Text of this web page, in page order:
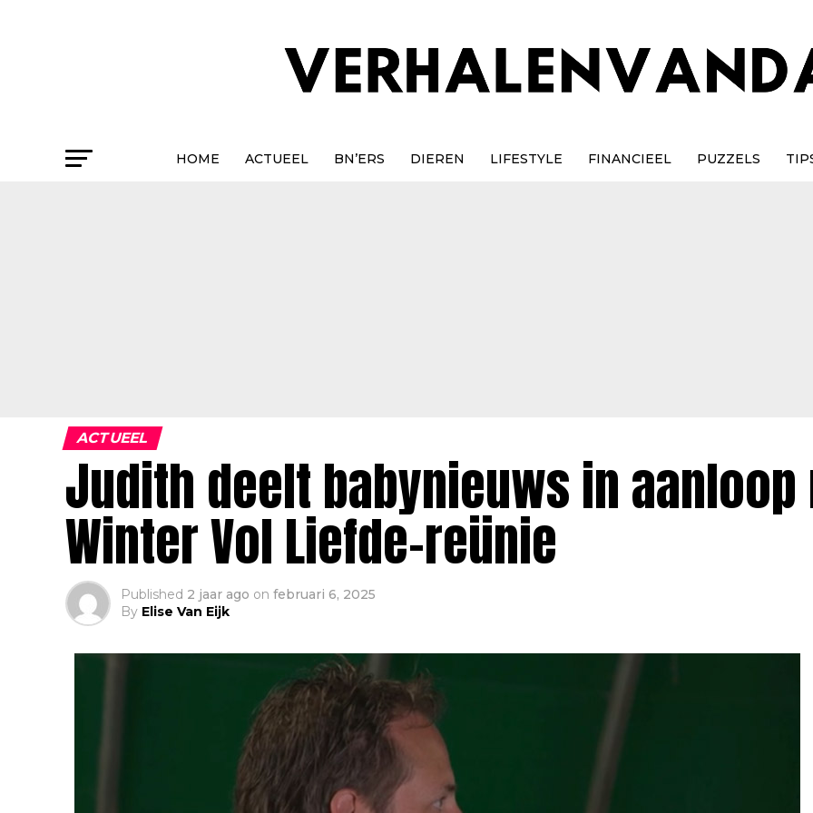
HOME ACTUEEL BN’ERS DIEREN LIFESTYLE FINANCIEEL PUZZELS
ACTUEEL
Judith deelt babynieuws in aanloop
Winter Vol Liefde-reünie
Published 2 jaar ago on februari 6, 2025
By Elise Van Eijk